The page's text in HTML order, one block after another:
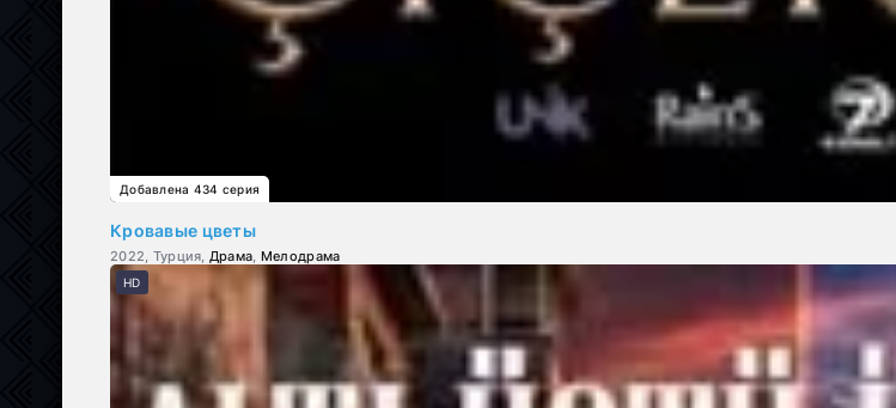
Кровавые цветы
2022, Турция, Драма, Мелодрама
Добавлена 434 серия
HD